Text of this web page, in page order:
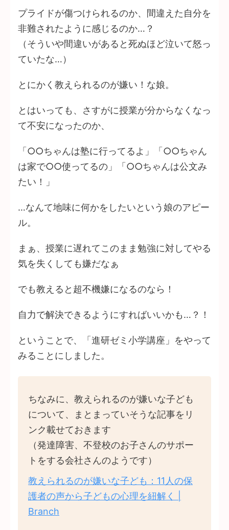
プライドが傷つけられるのか、間違えた自分を
非難されたように感じるのか…？
（そういや間違いがあると死ぬほど泣いて怒っ
ていたな…）
とにかく教えられるのが嫌い！な娘。
とはいっても、さすがに授業が分からなくなっ
て不安になったのか、
「○○ちゃんは塾に行ってるよ」「○○ちゃん
は家で○○使ってるの」「○○ちゃんは公文み
たい！」
…なんて地味に何かをしたいという娘のアピー
ル。
まぁ、授業に遅れてこのまま勉強に対してやる
気を失くしても嫌だなぁ
でも教えると超不機嫌になるのなら！
自力で解決できるようにすればいいかも…？！
ということで、「進研ゼミ小学講座」をやって
みることにしました。
ちなみに、教えられるのが嫌いな子ども
について、まとまっていそうな記事をリ
ンク載せておきます
（発達障害、不登校のお子さんのサポー
トをする会社さんのようです）
教えられるのが嫌いな子ども：11人の保
護者の声から子どもの心理を紐解く |
Branch